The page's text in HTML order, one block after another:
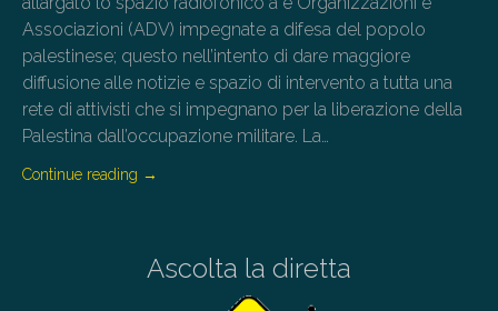
Associazioni (ADV) impegnate a difesa del popolo
palestinese; questo nell’intento di dare maggiore
diffusione alle notizie e spazio di intervento a tutta una
rete di attivisti che si impegnano per la liberazione della
Palestina dall’occupazione militare. La…
Continue reading →
Ascolta la diretta